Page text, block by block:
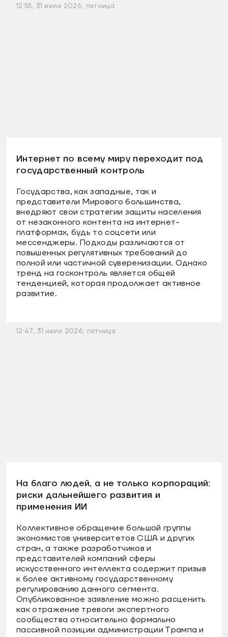
12:55, 31 июля 2026, пятница
Интернет по всему миру переходит под
государственный контроль
Государства, как западные, так и
представители Мирового большинства,
внедряют свои стратегии защиты населения
от незаконного контента на интернет-
платформах, будь то соцсети или
мессенджеры. Подходы различаются от
повышенных регулятивных требований до
полной или частичной суверенизации. Однако
тренд на госконтроль является общей
тенденцией, которая продолжает активное
развитие.
12:47, 31 июля 2026, пятница
На благо людей, а не только корпораций:
риски дальнейшего развития и
применения ИИ
Коллективное обращение большой группы
экономистов университетов США и других
стран, а также разработчиков и
представителей компаний сферы
искусственного интеллекта содержит призыв
к более активному государственному
регулированию данного сегмента.
Опубликованное заявление можно расценить
как отражение тревоги экспертного
сообщества относительно формально
пассивной позиции администрации Трампа и